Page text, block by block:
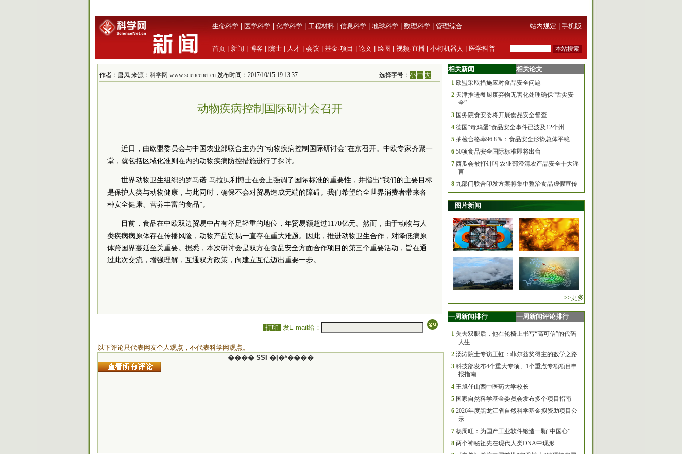
生命科学 医学科学 化学科学 工程材料 信息科学 地球科学 数理科学 管理综合 站内规定 手机版
首页 新闻 博客 院士 人才 会议 基金·项目 论文 绘图 视频·直播 小柯机器人 医学科普
作者：唐凤 来源： 科学网 www.sciencenet.cn 发布时间：2017/10/15 19:13:37 选择字号：小 中 大
动物疾病控制国际研讨会召开
近日，由欧盟委员会与中国农业部联合主办的“动物疾病控制国际研讨会”在京召开。中欧专家齐聚一
堂，就包括区域化准则在内的动物疾病防控措施进行了探讨。
世界动物卫生组织的罗马诺·马拉贝利博士在会上强调了国际标准的重要性，并指出“我们的主要目标
是保护人类与动物健康，与此同时，确保不会对贸易造成无端的障碍。我们希望给全世界消费者带来各
种安全健康、营养丰富的食品”。
目前，食品在中欧双边贸易中占有举足轻重的地位，年贸易额超过1170亿元。然而，由于动物与人
类疾病病原体存在传播风险，动物产品贸易一直存在重大难题。因此，推进动物卫生合作，对降低病原
体跨国界蔓延至关重要。据悉，本次研讨会是双方在食品安全方面合作项目的第三个重要活动，旨在通
过此次交流，增强理解，互通双方政策，向建立互信迈出重要一步。
打印 发E-mail给：
以下评论只代表网友个人观点，不代表科学网观点。
���� SSI �ļ�ʱ����
相关新闻 相关论文
1 欧盟采取措施应对食品安全问题
2 天津推进餐厨废弃物无害化处理确保“舌尖安
全”
3 国务院食安委将开展食品安全督查
4 德国“毒鸡蛋”食品安全事件已波及12个州
5 抽检合格率96.8％：食品安全形势总体平稳
6 50项食品安全国际标准即将出台
7 西瓜会被打针吗 农业部澄清农产品安全十大谣
言
8 九部门联合印发方案将集中整治食品虚假宣传
图片新闻
>>更多
一周新闻排行 一周新闻评论排行
1 失去双腿后，他在轮椅上书写“高可信”的代码
人生
2 汤涛院士专访王虹：菲尔兹奖得主的数学之路
3 科技部发布4个重大专项、1个重点专项项目申
报指南
4 王旭任山西中医药大学校长
5 国家自然科学基金委员会发布多个项目指南
6 2026年度黑龙江省自然科学基金拟资助项目公
示
7 杨周旺：为国产工业软件锻造一颗“中国心”
8 两个神秘祖先在现代人类DNA中现形